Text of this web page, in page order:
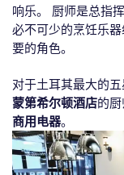
响乐。 厨师是总指
必不可少的烹饪乐
要的角色。
对于土耳其最大的
蒙第希尔顿酒店的
商用电器。